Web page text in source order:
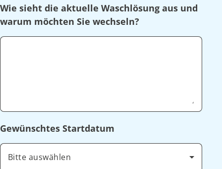
Wie sieht die aktuelle Waschlösung aus und
warum möchten Sie wechseln?
Gewünschtes Startdatum
Bitte auswählen